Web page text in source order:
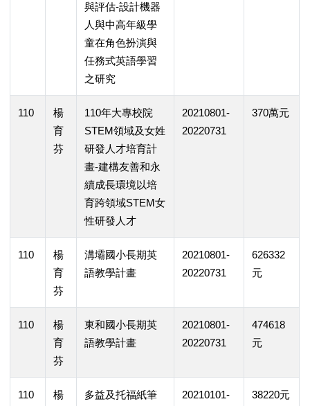
與評估-設計機器
人與中高年級學
童在角色扮演與
任務式英語學習
之研究
110
楊
育
芬
110年大專校院
STEM領域及女姓
研發人才培育計
畫-建構友善和永
續成長環境以培
育跨領域STEM女
性研發人才
20210801-
20220731
370萬元
110
楊
育
芬
溝壩國小長期英
語教學計畫
20210801-
20220731
626332
元
110
楊
育
芬
東和國小長期英
語教學計畫
20210801-
20220731
474618
元
110
楊
多益及托福紙筆
20210101-
38220元